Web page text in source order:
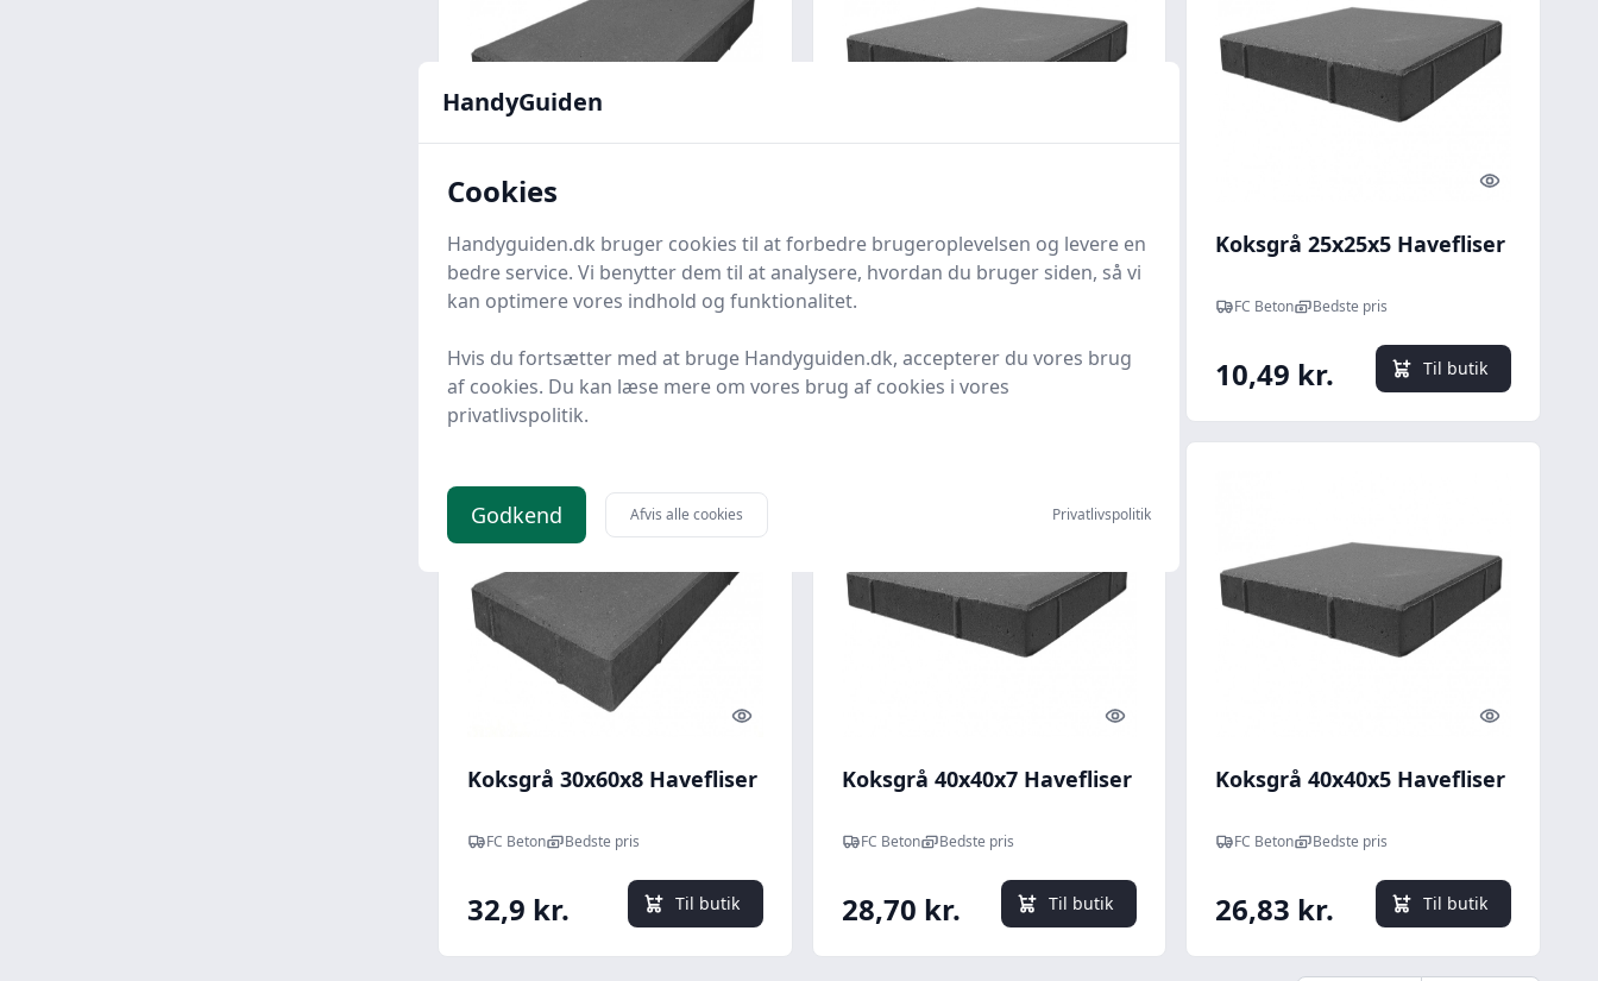
Haveflise koksgrå 15x30x6
FC Beton Bedste pris
7,61 kr. Til butik
Koksgrå 60x60x6 Havefliser
57,25 kr. Til butik
Quick look
Koksgrå 25x25x5 Havefliser
FC Beton Bedste pris
10,49 kr. Til butik
Quick look
Koksgrå 30x60x8 Havefliser
FC Beton Bedste pris
32,9 kr. Til butik
Quick look
Koksgrå 40x40x7 Havefliser
FC Beton Bedste pris
28,70 kr. Til butik
Quick look
Koksgrå 40x40x5 Havefliser
FC Beton Bedste pris
26,83 kr. Til butik
HandyGuiden
Cookies
Handyguiden.dk bruger cookies til at forbedre brugeroplevelsen og levere en
bedre service. Vi benytter dem til at analysere, hvordan du bruger siden, så vi
kan optimere vores indhold og funktionalitet.
Hvis du fortsætter med at bruge Handyguiden.dk, accepterer du vores brug
af cookies. Du kan læse mere om vores brug af cookies i vores
privatlivspolitik.
Godkend Afvis alle cookies Privatlivspolitik